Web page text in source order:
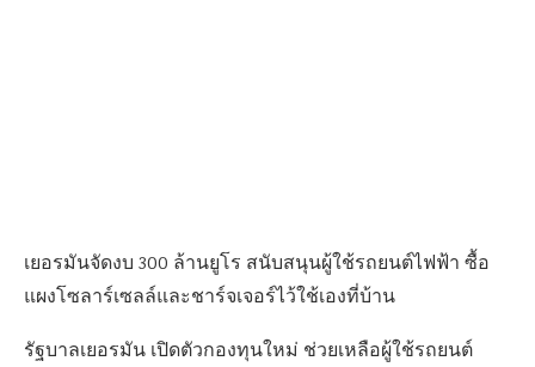
เยอรมันจัดงบ 300 ล้านยูโร สนับสนุนผู้ใช้รถยนต์ไฟฟ้า ซื้อ
แผงโซลาร์เซลล์และชาร์จเจอร์ไว้ใช้เองที่บ้าน
รัฐบาลเยอรมัน เปิดตัวกองทุนใหม่ ช่วยเหลือผู้ใช้รถยนต์